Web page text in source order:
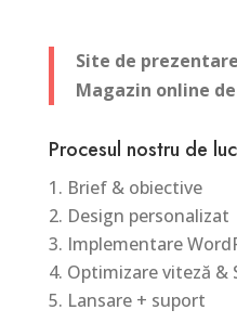
Site de
Magazin online
Procesul nostru de
Brief & obiective
Design personalizat
Implementare
Optimizare viteză &
Lansare + suport